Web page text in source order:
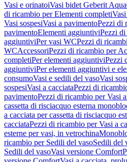
Vasi e orinatoiVasi bidet Geberit
di ricambio per Elementi completi
Vasi sospesiVasi a pavimentoPezzi di
pavimentoElementi aggiuntiviPezzi
aggiuntiviPer vasi WCPezzi di
WCAccessoriPezzi di ricambio per
completiPer elementi aggiuntiviPezzi
aggiuntiviPer elementi aggiuntivi e
consumoVasi e sedili del vasoVasi
sospesiVasi a cacciataPezzi di
pavimentoPezzi di ricambio per Vasi
cassetta di risciacquo esterna
a cacciata per cassetta di risciacquo
cacciataPezzi di ricambio per Vasi a
esterne per vasi, in vetrochina
ricambio per Sedili del vasoSedili del
Sedili del vasoVasi versione Comfort